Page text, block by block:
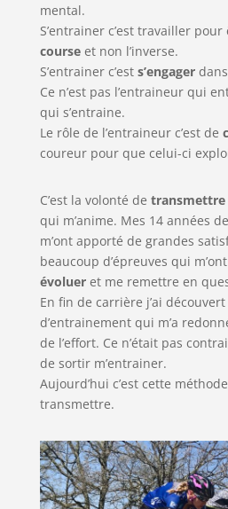
mental.
S’entrainer c’est travailler pour
courseet non l’inverse.
S’entrainer c’est s’engager
Ce n’est pas l’entraineur qui
qui s’entraine.
Le rôle de l’entraineur c’est de
coureur pour que celui-ci
C’est la volonté de transmettre
qui m’anime. Mes 14 années
m’ont apporté de grandes
beaucoup d’épreuves qui
évolueret me remettre en
En fin de carrière j’ai
d’entrainement qui m’a
de l’effort. Ce n’était pas
de sortir m’entrainer.
Aujourd’hui c’est cette
transmettre.